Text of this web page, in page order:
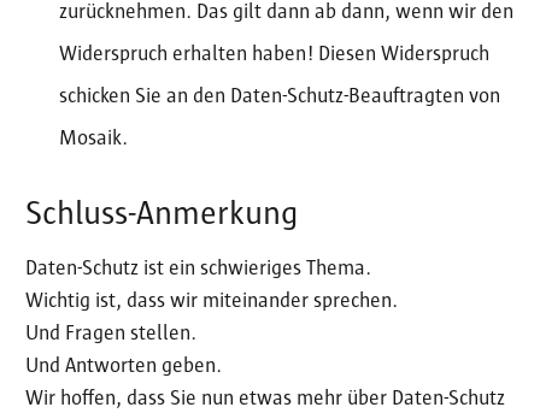
zurücknehmen. Das gilt dann ab dann, wenn wir den
Widerspruch erhalten haben! Diesen Widerspruch
schicken Sie an den Daten-Schutz-Beauftragten von
Mosaik.
Schluss-Anmerkung
Daten-Schutz ist ein schwieriges Thema.
Wichtig ist, dass wir miteinander sprechen.
Und Fragen stellen.
Und Antworten geben.
Wir hoffen, dass Sie nun etwas mehr über Daten-Schutz